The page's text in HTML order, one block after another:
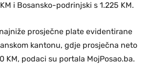
i Bosansko-podrinjski s 1.225 KM.
prosječne plate evidentirane
kantonu, gdje prosječna neto
KM, podaci su portala MojPosao.ba.